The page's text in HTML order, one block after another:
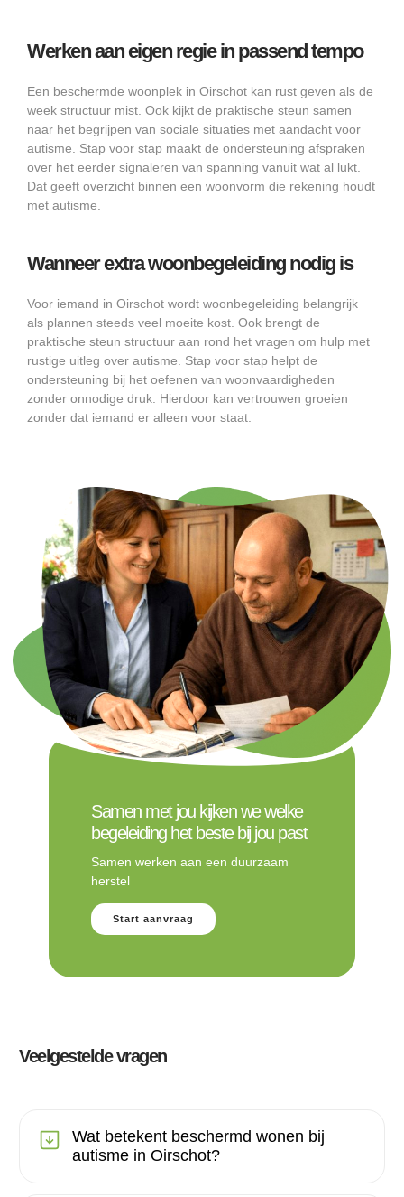
Werken aan eigen regie in passend tempo
Een beschermde woonplek in Oirschot kan rust geven als de
week structuur mist. Ook kijkt de praktische steun samen
naar het begrijpen van sociale situaties met aandacht voor
autisme. Stap voor stap maakt de ondersteuning afspraken
over het eerder signaleren van spanning vanuit wat al lukt.
Dat geeft overzicht binnen een woonvorm die rekening houdt
met autisme.
Wanneer extra woonbegeleiding nodig is
Voor iemand in Oirschot wordt woonbegeleiding belangrijk
als plannen steeds veel moeite kost. Ook brengt de
praktische steun structuur aan rond het vragen om hulp met
rustige uitleg over autisme. Stap voor stap helpt de
ondersteuning bij het oefenen van woonvaardigheden
zonder onnodige druk. Hierdoor kan vertrouwen groeien
zonder dat iemand er alleen voor staat.
Samen met jou kijken we welke
begeleiding het beste bij jou past
Samen werken aan een duurzaam
herstel
Start aanvraag
Veelgestelde vragen
Wat betekent beschermd wonen bij
autisme in Oirschot?